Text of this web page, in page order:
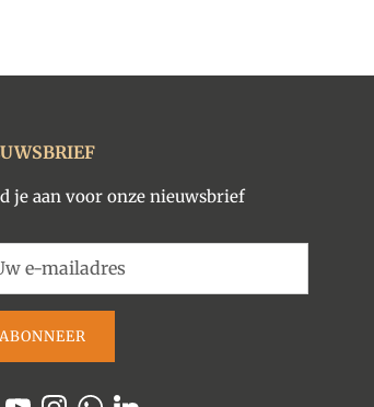
je aan voor onze nieuwsbrief
ABONNEER